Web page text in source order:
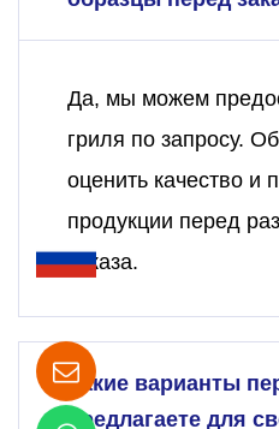
Да, мы можем
гриля по запросу.
оценить качество и
продукции перед
заказа.
Какие варианты
предлагаете для